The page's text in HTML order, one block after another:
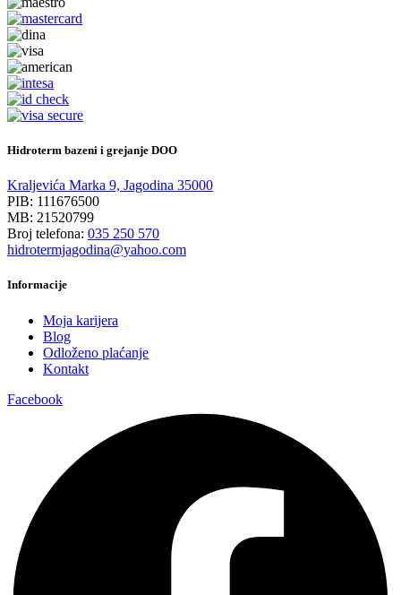
Hidroterm bazeni i grejanje DOO
Kraljevića Marka 9, Jagodina 35000
PIB: 111676500
MB: 21520799
Broj telefona: 035 250 570
hidrotermjagodina@yahoo.com
Informacije
Moja karijera
Blog
Odloženo plaćanje
Kontakt
Facebook